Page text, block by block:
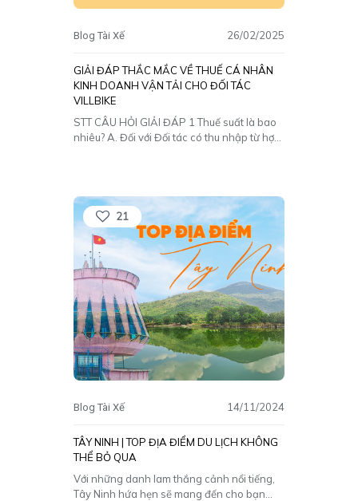
Blog Tài Xế 26/02/2025
GIẢI ĐÁP THẮC MẮC VỀ THUẾ CÁ NHÂN
KINH DOANH VẬN TẢI CHO ĐỐI TÁC
VILLBIKE
STT CÂU HỎI GIẢI ĐÁP 1 Thuế suất là bao
nhiêu? A. Đối với Đối tác có thu nhập từ hợp
Doanh thu chia sẻ:[…]
21
Blog Tài Xế 14/11/2024
TÂY NINH | TOP ĐỊA ĐIỂM DU LỊCH KHÔNG
THỂ BỎ QUA
Với những danh lam thắng cảnh nổi tiếng,
Tây Ninh hứa hẹn sẽ mang đến cho bạn